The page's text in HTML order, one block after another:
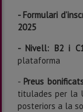
- Formulari
2025
- Nivell: B2 i
plataforma
- Preus
titulades per la
posteriors a la